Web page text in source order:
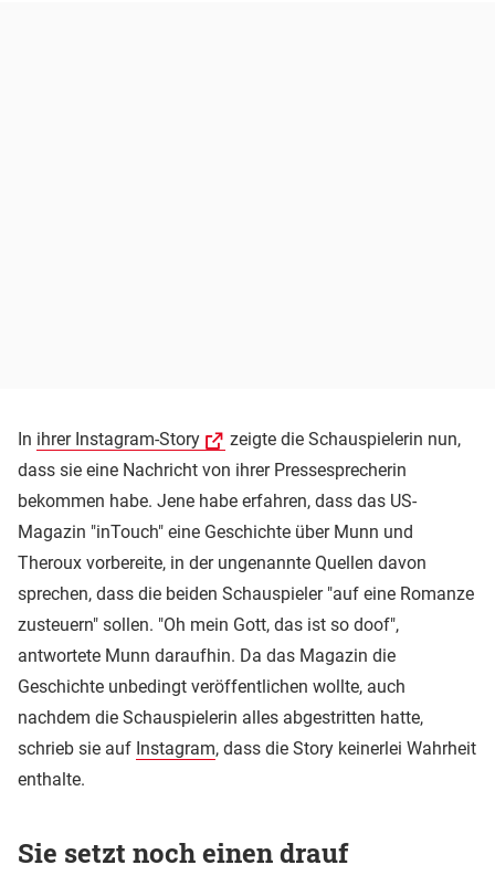
In ihrer Instagram-Story
zeigte die Schauspielerin nun,
dass sie eine Nachricht von ihrer Pressesprecherin
bekommen habe. Jene habe erfahren, dass das US-
Magazin "inTouch" eine Geschichte über Munn und
Theroux vorbereite, in der ungenannte Quellen davon
sprechen, dass die beiden Schauspieler "auf eine Romanze
zusteuern" sollen. "Oh mein Gott, das ist so doof",
antwortete Munn daraufhin. Da das Magazin die
Geschichte unbedingt veröffentlichen wollte, auch
nachdem die Schauspielerin alles abgestritten hatte,
schrieb sie auf Instagram, dass die Story keinerlei Wahrheit
enthalte.
Sie setzt noch einen drauf